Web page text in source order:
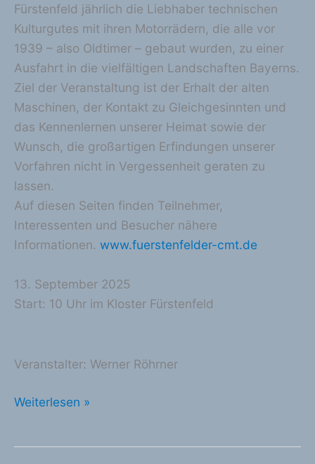
Fürstenfeld jährlich die Liebhaber technischen
Kulturgutes mit ihren Motorrädern, die alle vor
1939 – also Oldtimer – gebaut wurden, zu einer
Ausfahrt in die vielfältigen Landschaften Bayerns.
Ziel der Veranstaltung ist der Erhalt der alten
Maschinen, der Kontakt zu Gleichgesinnten und
das Kennenlernen unserer Heimat sowie der
Wunsch, die großartigen Erfindungen unserer
Vorfahren nicht in Vergessenheit geraten zu
lassen.
Auf diesen Seiten finden Teilnehmer,
Interessenten und Besucher nähere
Informationen. www.fuerstenfelder-cmt.de
13. September 2025
Start: 10 Uhr im Kloster Fürstenfeld
Veranstalter: Werner Röhrner
7.
Weiterlesen »